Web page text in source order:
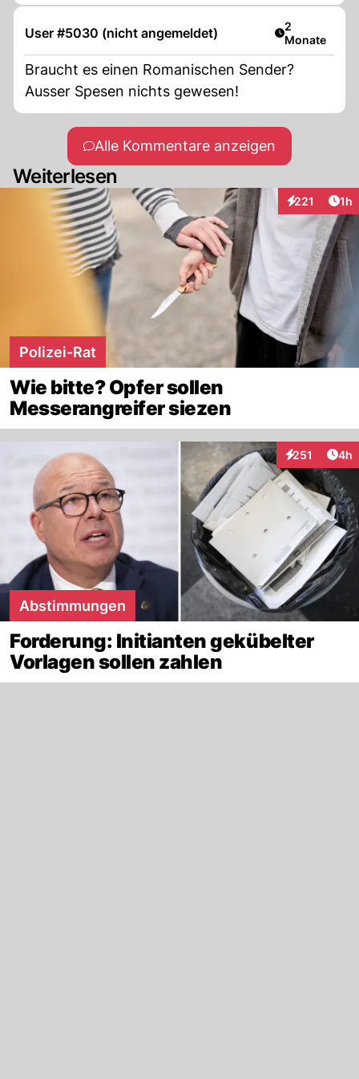
User #5030 (nicht angemeldet) Artikel
2
Monate
Braucht es einen Romanischen Sender?
Ausser Spesen nichts gewesen!
Alle Kommentare anzeigen
Weiterlesen
221
Interaktionen
1h
Polizei-Rat
Wie bitte? Opfer sollen
Messerangreifer siezen
251
Interaktionen
4h
Abstimmungen
Forderung: Initianten gekübelter
Vorlagen sollen zahlen